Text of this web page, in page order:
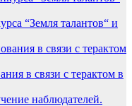
“Земля талантов“ и
в связи с терактом в
наблюдателей.